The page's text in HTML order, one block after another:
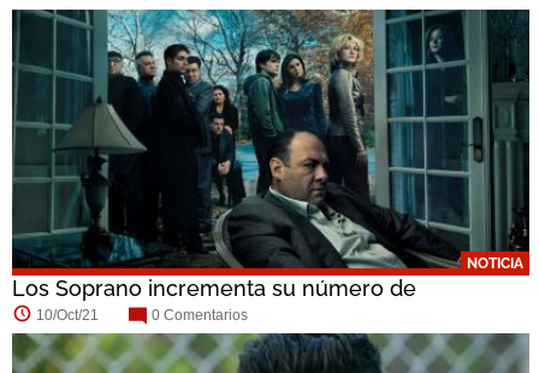
NOTICIA
Los Soprano incrementa su número de
audiencia...
10/Oct/21 0 Comentarios